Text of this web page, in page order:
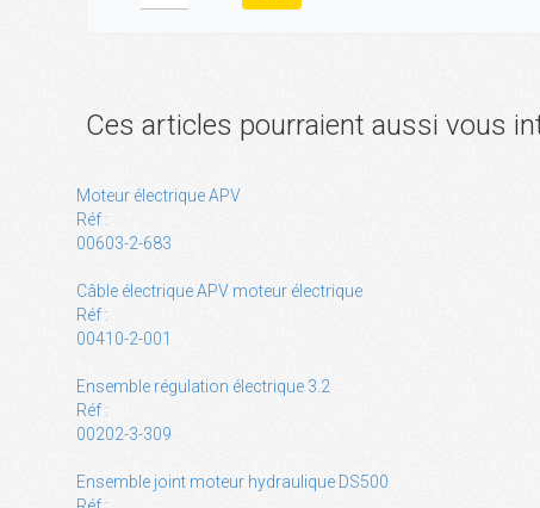
Ces articles pourraient aussi vous
Moteur électrique APV
Réf :
00603-2-683
Câble électrique APV moteur électrique
Réf :
00410-2-001
Ensemble régulation électrique 3.2
Réf :
00202-3-309
Ensemble joint moteur hydraulique DS500